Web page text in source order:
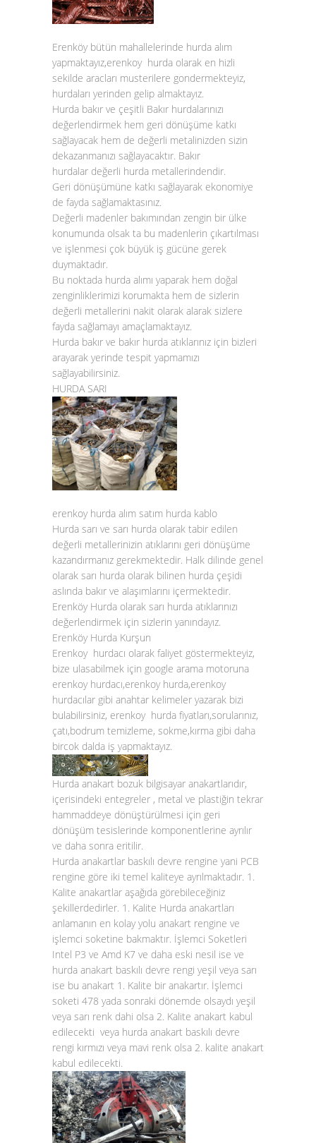
Erenköy bütün mahallelerinde hurda alım
yapmaktayız,erenkoy hurda olarak en hizli
sekilde aracları musterilere gondermekteyiz,
hurdaları yerinden gelip almaktayız.
Hurda bakır ve çeşitli Bakır hurdalarınızı
değerlendirmek hem geri dönüşüme katkı
sağlayacak hem de değerli metalinizden sizin
dekazanmanızı sağlayacaktır. Bakır
hurdalar değerli hurda metallerindendir.
Geri dönüşümüne katkı sağlayarak ekonomiye
de fayda sağlamaktasınız.
Değerli madenler bakımından zengin bir ülke
konumunda olsak ta bu madenlerin çıkartılması
ve işlenmesi çok büyük iş gücüne gerek
duymaktadır.
Bu noktada hurda alımı yaparak hem doğal
zenginliklerimizi korumakta hem de sizlerin
değerli metallerini nakit olarak alarak sizlere
fayda sağlamayı amaçlamaktayız.
Hurda bakır ve bakır hurda atıklarınız için bizleri
arayarak yerinde tespit yapmamızı
sağlayabilirsiniz.
HURDA SARI
erenkoy hurda alım satım hurda kablo
Hurda sarı ve sarı hurda olarak tabir edilen
değerli metallerinizin atıklarını geri dönüşüme
kazandırmanız gerekmektedir. Halk dilinde genel
olarak sarı hurda olarak bilinen hurda çeşidi
aslında bakır ve alaşımlarını içermektedir.
ErenköyHurda olarak sarı hurda atıklarınızı
değerlendirmek için sizlerin yanındayız.
Erenköy Hurda Kurşun
Erenkoy hurdacı olarak faliyet göstermekteyiz,
bize ulasabilmek için google arama motoruna
erenkoy hurdacı,erenkoy hurda,erenkoy
hurdacılar gibi anahtar kelimeler yazarak bizi
bulabilirsiniz, erenkoy hurda fiyatları,sorularınız,
çatı,bodrum temizleme, sokme,kırma gibi daha
bircok dalda iş yapmaktayız.
Hurda anakart bozuk bilgisayar anakartlarıdır,
içerisindeki entegreler , metal ve plastiğin tekrar
hammaddeye dönüştürülmesi için geri
dönüşüm tesislerinde komponentlerine ayrılır
ve daha sonra eritilir.
Hurda anakartlar baskılı devre rengine yani PCB
rengine göre iki temel kaliteye ayrılmaktadır. 1.
Kalite anakartlar aşağıda görebileceğiniz
şekillerdedirler. 1. Kalite Hurda anakartları
anlamanın en kolay yolu anakart rengine ve
işlemci soketine bakmaktır. İşlemci Soketleri
Intel P3 ve Amd K7 ve daha eski nesil ise ve
hurda anakart baskılı devre rengi yeşil veya sarı
ise bu anakart 1. Kalite bir anakartır. İşlemci
soketi 478 yada sonraki dönemde olsaydı yeşil
veya sarı renk dahi olsa 2. Kalite anakart kabul
edilecekti veya hurda anakart baskılı devre
rengi kırmızı veya mavi renk olsa 2. kalite anakart
kabul edilecekti.